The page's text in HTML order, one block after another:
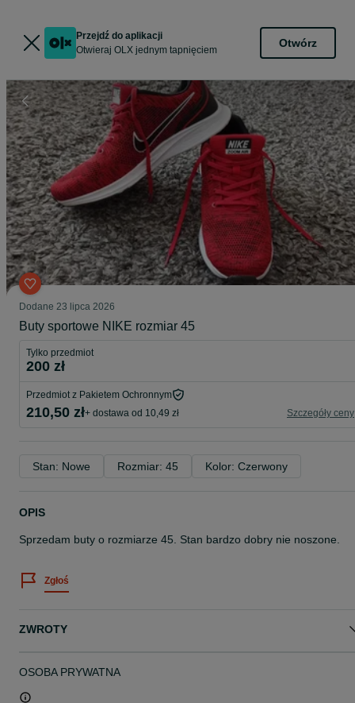
Przejdź do aplikacji
Otwieraj OLX jednym tapnięciem
Otwórz
Dodane 23 lipca 2026
Buty sportowe NIKE rozmiar 45
Tylko przedmiot
200 zł
Przedmiot z Pakietem Ochronnym
210,50 zł+ dostawa od 10,49 zł Szczegóły ceny
Stan: Nowe Rozmiar: 45 Kolor: Czerwony
OPIS
Sprzedam buty o rozmiarze 45. Stan bardzo dobry nie noszone.
Zgłoś
ZWROTY
OSOBA PRYWATNA